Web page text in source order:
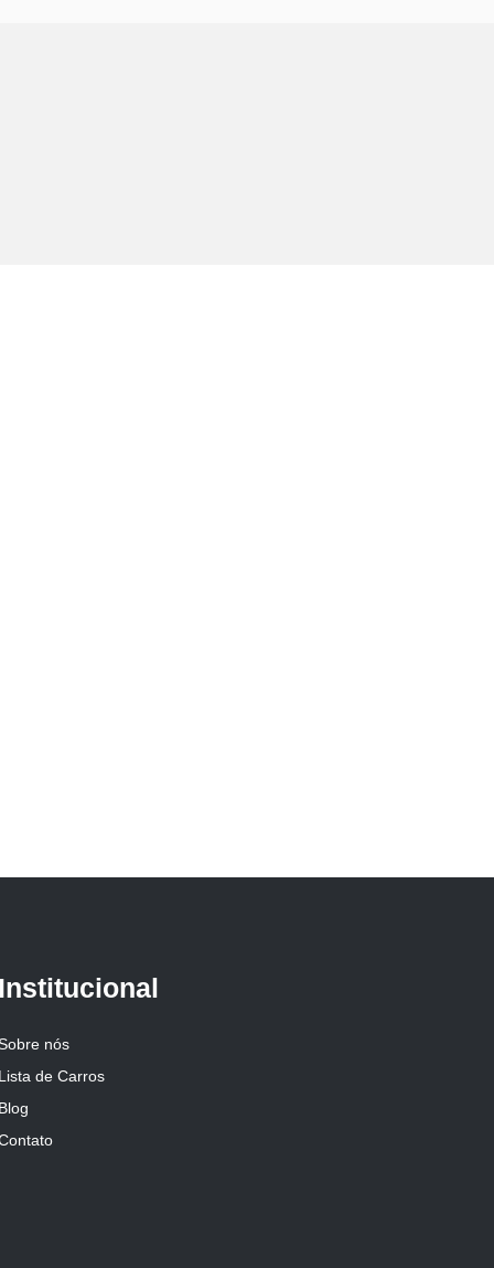
Institucional
nós
Lista de Carros
Blog